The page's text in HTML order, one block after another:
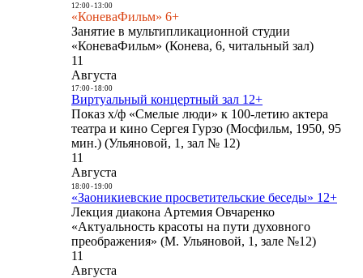
12:00- 13:00
«КоневаФильм» 6+
Занятие в мультипликационной студии
«КоневаФильм» (Конева, 6, читальный зал)
11
Августа
17:00- 18:00
Виртуальный концертный зал 12+
Показ х/ф «Смелые люди» к 100-летию актера
театра и кино Сергея Гурзо (Мосфильм, 1950, 95
мин.) (Ульяновой, 1, зал № 12)
11
Августа
18:00- 19:00
«Заоникиевские просветительские беседы» 12+
Лекция диакона Артемия Овчаренко
«Актуальность красоты на пути духовного
преображения» (М. Ульяновой, 1, зале №12)
11
Августа